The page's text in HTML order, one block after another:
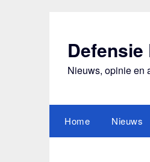
Nieuws, opinie en
Home Nieuws